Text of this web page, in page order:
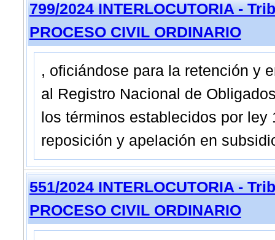
799/2024 INTERLOCUTORIA -
PROCESO CIVIL ORDINARIO
, oficiándose para la retención y
al Registro Nacional de
los términos establecidos por
reposición y apelación en
551/2024 INTERLOCUTORIA -
PROCESO CIVIL ORDINARIO